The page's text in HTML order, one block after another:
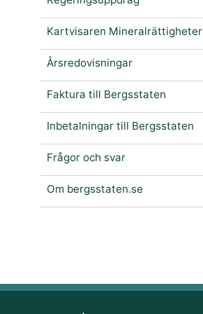
Kartvisaren Mineralrättigheter
Årsredovisningar
Faktura till Bergsstaten
Inbetalningar till Bergsstaten
Frågor och svar
Om bergsstaten.se